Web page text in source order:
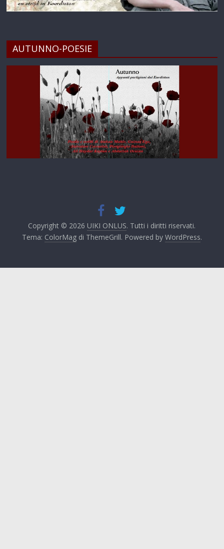
AUTUNNO-POESIE
Copyright © 2026 UIKI ONLUS. Tutti i diritti riservati.
Tema: ColorMagdi ThemeGrill. Powered by WordPress.